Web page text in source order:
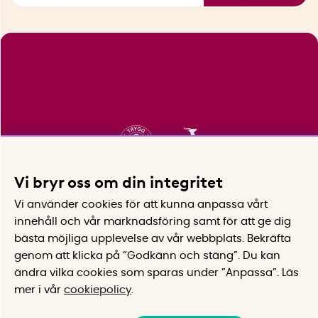
Vi bryr oss om din integritet
Vi använder cookies för att kunna anpassa vårt
innehåll och vår marknadsföring samt för att ge dig
bästa möjliga upplevelse av vår webbplats.
Bekräfta
genom att klicka på “Godkänn och stäng”. Du kan
ändra vilka cookies som sparas under ”Anpassa”.
Läs
mer i vår cookiepolicy